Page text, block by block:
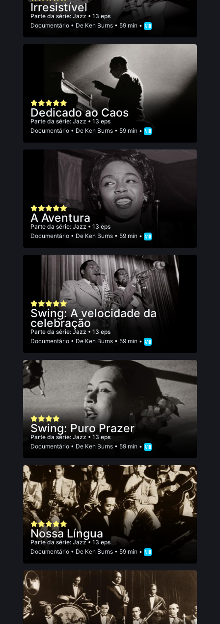
Irresistível
Parte da série: Jazz • 13 eps
Documentário • De Ken Burns • 59 min •
Dedicado ao Caos
Parte da série: Jazz • 13 eps
Documentário • De Ken Burns • 59 min •
A Aventura
Parte da série: Jazz • 13 eps
Documentário • De Ken Burns • 59 min •
Swing: A velocidade da
celebração
Parte da série: Jazz • 13 eps
Documentário • De Ken Burns • 59 min •
Swing: Puro Prazer
Parte da série: Jazz • 13 eps
Documentário • De Ken Burns • 59 min •
Nossa Língua
Parte da série: Jazz• 13 eps
Documentário • De Ken Burns • 59 min •